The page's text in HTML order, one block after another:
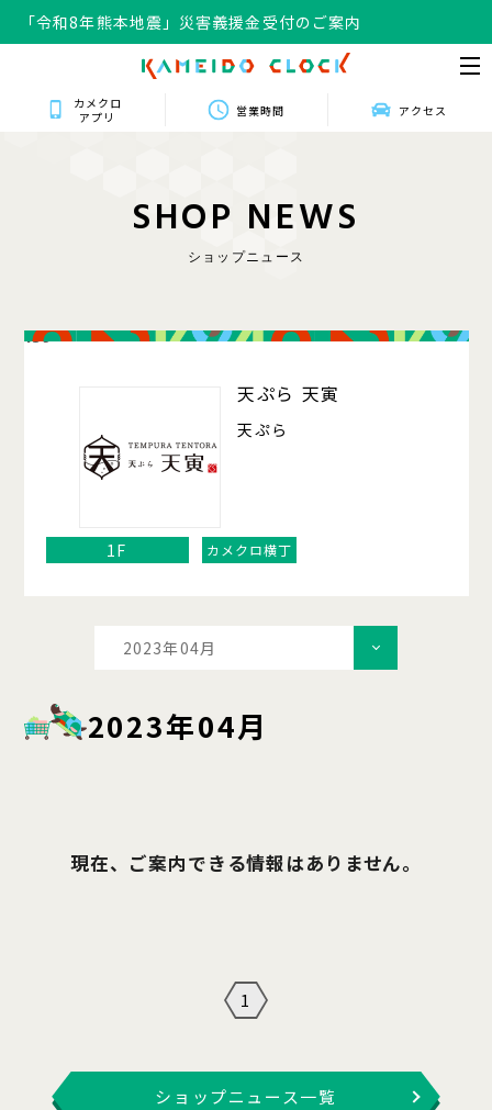
「令和8年熊本地震」災害義援金受付のご案内
カメクロ
アプリ
営業時間 アクセス
SHOP NEWS
ショップニュース
139
天ぷら 天寅
天ぷら
1F カメクロ横丁
2023年04月
2023年04月
現在、ご案内できる情報はありません。
1
ショップニュース一覧